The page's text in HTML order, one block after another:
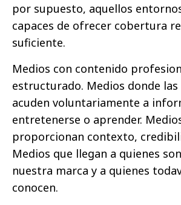
por supuesto, aquellos
capaces de ofrecer cobertura
suficiente.
Medios con contenido
estructurado. Medios donde las
acuden voluntariamente a
entretenerse o aprender.
proporcionan contexto,
Medios que llegan a quienes
nuestra marca y a quienes
conocen.